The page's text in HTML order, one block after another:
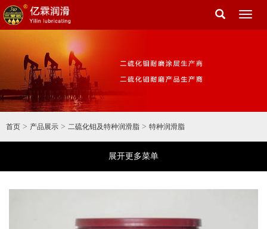
首页 > 产品展示 > 二硫化钼及特种润滑脂 > 特种润滑脂
展开更多菜单